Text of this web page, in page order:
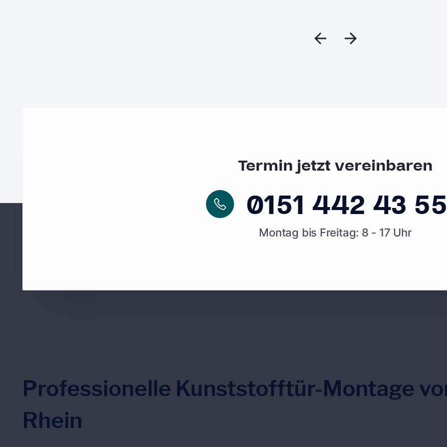
Termin jetzt vereinbaren
0151 442 43
Montag bis Freitag: 8 - 17 Uhr
Professionelle Kunststofftür-Montage
Rhein